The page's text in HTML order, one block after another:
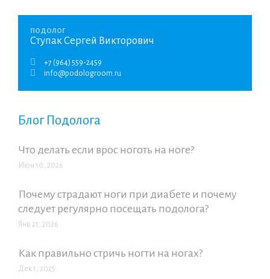
ПОДОЛОГ
Ступак Сергей Викторович
+7 (964) 559-2459
info@podologroom.ru
Блог Подолога
Что делать если врос ноготь на ноге?
Июн 10, 2026
Почему страдают ноги при диабете и почему
следует регулярно посещать подолога?
Янв 21, 2026
Как правильно стричь ногти на ногах?
Дек 1, 2025